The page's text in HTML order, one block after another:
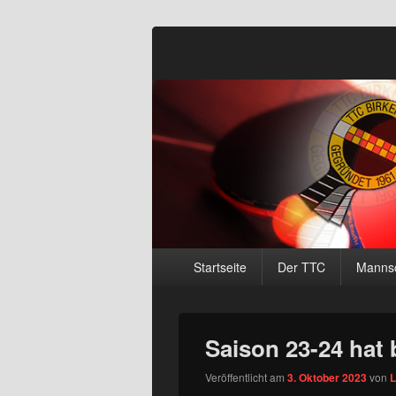
Startseite Der TTC
Saison 23-24 hat
Veröffentlicht am 3. Oktober 2023von